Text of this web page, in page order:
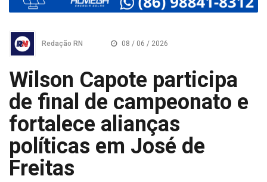
Redação RN 08 / 06 / 2026
Wilson Capote participa
de final de campeonato e
fortalece alianças
políticas em José de
Freitas